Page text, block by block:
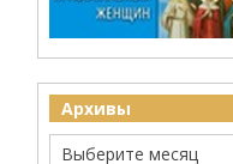
Архивы